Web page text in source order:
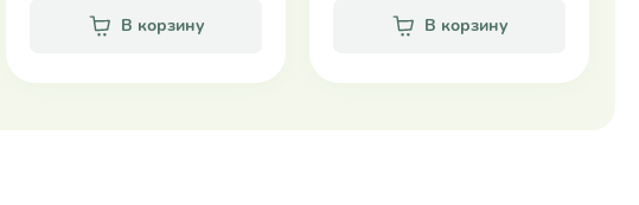
В корзину В корзину